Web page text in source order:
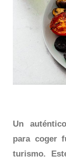
Un
para coger
turismo.